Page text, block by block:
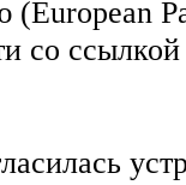
(European
со ссылкой